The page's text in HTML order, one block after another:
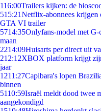
116:00Trailers kijken: de
515:21Netflix-abonnees krijgen
GTA VI trailer
5714:35Onlyfans-model met
maan
2214:09Huisarts per direct uit
212:12XBOX platform krijgt
jaar
1211:27Capibara's lopen
binnen
5110:59Israël meldt dood twee
aangekondigd